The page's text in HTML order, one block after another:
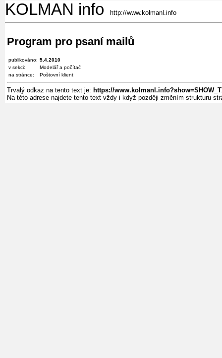
KOLMAN info http://www.kolmanl.info
Program pro psaní mailů
publikováno: 5.4.2010
v sekci:
Modelář a počítač
na stránce:
Poštovní klient
Trvalý odkaz na tento text je: https://
Na této adrese najdete tento text vždy i když později změním strukturu